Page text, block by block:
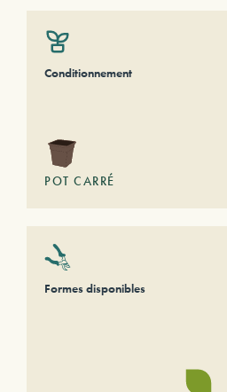
Conditionnement
POT CARRÉ
Formes disponibles